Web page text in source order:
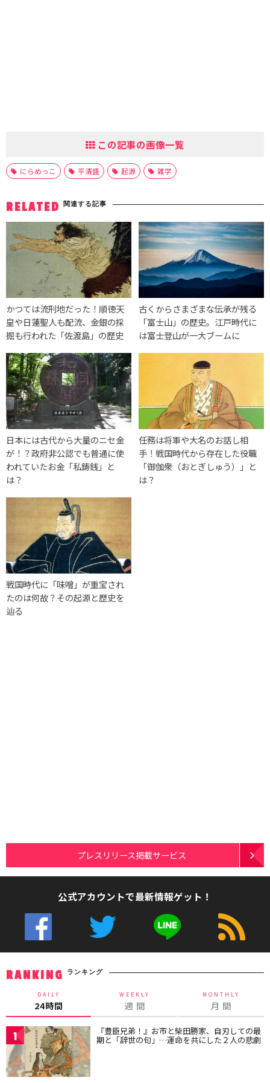
この記事の画像一覧
にらめっこ 平清盛 起源 雑学
RELATED 関連する記事
かつては流刑地だった！順徳天
皇や日蓮聖人も配流、金銀の採
掘も行われた「佐渡島」の歴史
古くからさまざまな伝承が残る
「富士山」の歴史。江戸時代に
は富士登山が一大ブームに
日本には古代から大量のニセ金
が！？政府非公認でも普通に使
われていたお金「私鋳銭」と
は？
任務は将軍や大名のお話し相
手！戦国時代から存在した役職
「御伽衆（おとぎしゅう）」と
は？
戦国時代に「味噌」が重宝され
たのは何故？その起源と歴史を
辿る
プレスリリース掲載サービス
公式アカウントで最新情報ゲット！
RANKING ランキング
DAILY
24時間
WEEKLY
週 間
MONTHLY
月 間
1 『豊臣兄弟！』お市と柴田勝家、自刃しての最
期と「辞世の句」…運命を共にした２人の悲劇